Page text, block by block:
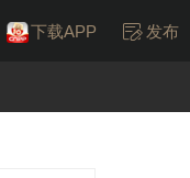
下载APP 发布